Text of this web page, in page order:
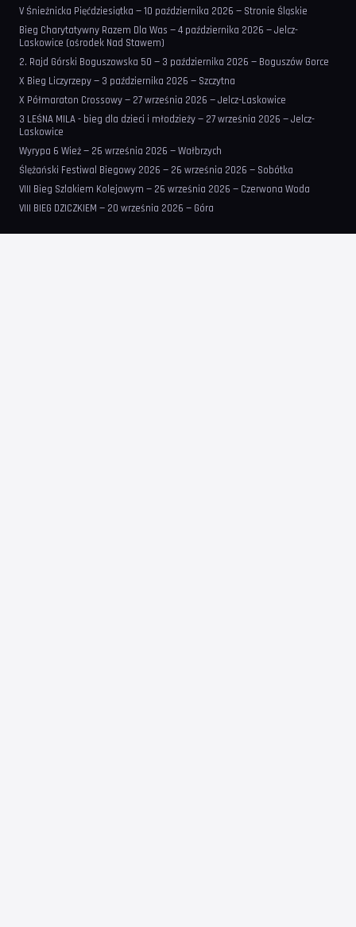
V Śnieżnicka Pięćdziesiątka — 10 października 2026 — Stronie Śląskie
Bieg Charytatywny Razem Dla Was — 4 października 2026 — Jelcz-
Laskowice (ośrodek Nad Stawem)
2. Rajd Górski Boguszowska 50 — 3 października 2026 — Boguszów Gorce
X Bieg Liczyrzepy — 3 października 2026 — Szczytna
X Półmaraton Crossowy — 27 września 2026 — Jelcz-Laskowice
3 LEŚNA MILA - bieg dla dzieci i młodzieży — 27 września 2026 — Jelcz-
Laskowice
Wyrypa 6 Wież — 26 września 2026 — Wałbrzych
Ślężański Festiwal Biegowy 2026 — 26 września 2026 — Sobótka
VIII Bieg Szlakiem Kolejowym — 26 września 2026 — Czerwona Woda
VIII BIEG DZICZKIEM — 20 września 2026 — Góra